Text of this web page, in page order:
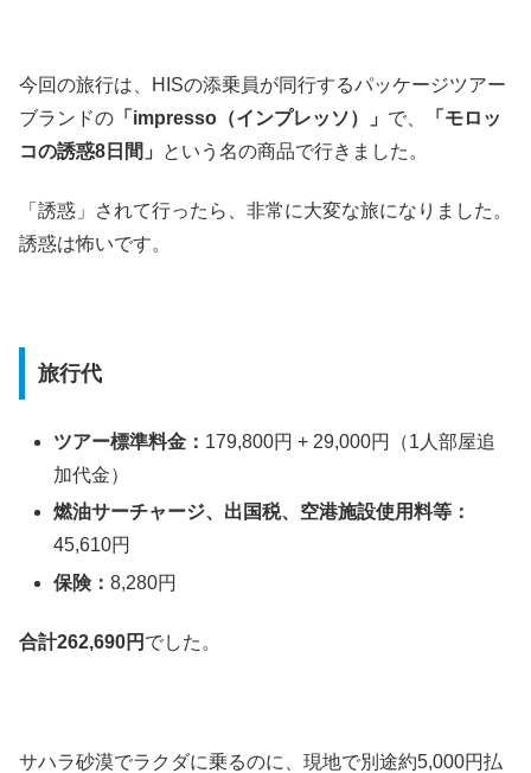
今回の旅行は、HISの添乗員が同行するパッケージツアー
ブランドの 「impresso（インプレッソ）」 で、
「モロッ
コの誘惑8日間」
という名の商品で行きました。
「誘惑」されて行ったら、非常に大変な旅になりました。
誘惑は怖いです。
旅行代
ツアー標準料金： 179,800円 + 29,000円（1人部屋追
加代金）
燃油サーチャージ、出国税、空港施設使用料等：
45,610円
保険：8,280円
合計262,690円 でした。
サハラ砂漠でラクダに乗るのに、現地で別途約5,000円払